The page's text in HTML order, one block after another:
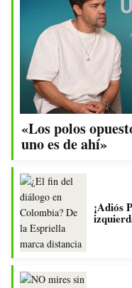
«Los polos
uno es de ahí»
¡Adiós